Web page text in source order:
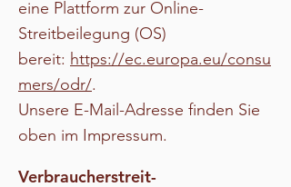
eine Plattform zur Online-
Streitbeilegung (OS)
bereit: https://ec.europa.eu/consu
mers/odr/.
Unsere E-Mail-Adresse finden Sie
oben im Impressum.
Verbraucher­streit­